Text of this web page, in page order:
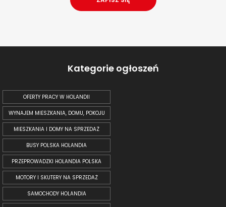
Kategorie ogłoszeń
OFERTY PRACY W HOLANDII
WYNAJEM MIESZKANIA, DOMU, POKOJU
MIESZKANIA I DOMY NA SPRZEDAŻ
BUSY POLSKA HOLANDIA
PRZEPROWADZKI HOLANDIA POLSKA
MOTORY I SKUTERY NA SPRZEDAŻ
SAMOCHODY HOLANDIA